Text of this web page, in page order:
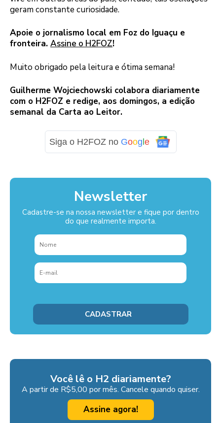
geram constante curiosidade.
Apoie o jornalismo local em Foz do Iguaçu e
fronteira. Assine o H2FOZ!
Muito obrigado pela leitura e ótima semana!
Guilherme Wojciechowski colabora diariamente
com o H2FOZ e redige, aos domingos, a edição
semanal da Carta ao Leitor.
Siga o H2FOZ no Google
Newsletter
Cadastre-se na nossa newsletter e fique por dentro
do que realmente importa.
Você lê o H2 diariamente?
A partir de R$5,00 por mês. Cancele quando quiser.
Assine agora!